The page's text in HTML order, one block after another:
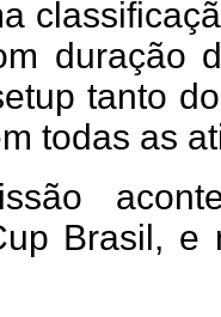
duração
tanto
todas as
Brasil, e